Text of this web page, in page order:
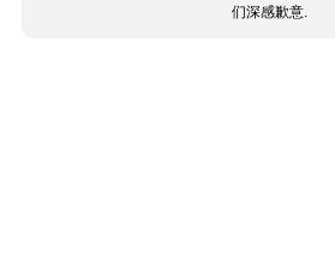
们深感歉意.